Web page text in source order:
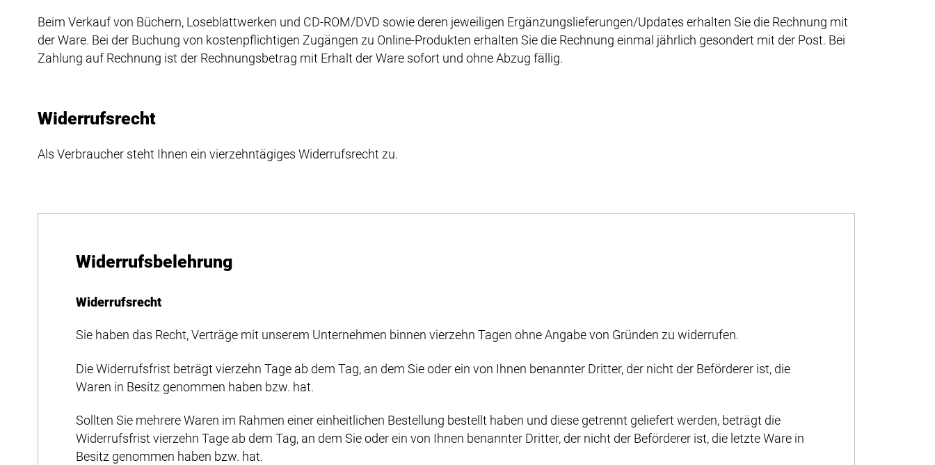
Beim Verkauf von Büchern, Loseblattwerken und CD-ROM/DVD sowie deren jeweiligen Ergänzungslieferungen/Updates erhalten Sie die Rechnung mit
der Ware. Bei der Buchung von kostenpflichtigen Zugängen zu Online-Produkten erhalten Sie die Rechnung einmal jährlich gesondert mit der Post. Bei
Zahlung auf Rechnung ist der Rechnungsbetrag mit Erhalt der Ware sofort und ohne Abzug fällig.
Widerrufsrecht
Als Verbraucher steht Ihnen ein vierzehntägiges Widerrufsrecht zu.
Widerrufsbelehrung
Widerrufsrecht
Sie haben das Recht, Verträge mit unserem Unternehmen binnen vierzehn Tagen ohne Angabe von Gründen zu widerrufen.
Die Widerrufsfrist beträgt vierzehn Tage ab dem Tag, an dem Sie oder ein von Ihnen benannter Dritter, der nicht der Beförderer ist, die
Waren in Besitz genommen haben bzw. hat.
Sollten Sie mehrere Waren im Rahmen einer einheitlichen Bestellung bestellt haben und diese getrennt geliefert werden, beträgt die
Widerrufsfrist vierzehn Tage ab dem Tag, an dem Sie oder ein von Ihnen benannter Dritter, der nicht der Beförderer ist, die letzte Ware in
Besitz genommen haben bzw. hat.